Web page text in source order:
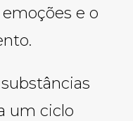
e o
um ciclo